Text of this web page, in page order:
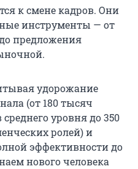
к смене кадров. Они
инструменты — от
предложения
удорожание
(от 180 тысяч
уровня до 350
ролей) и
эффективности до
нового человека